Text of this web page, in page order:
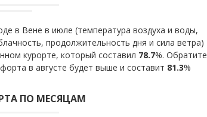
в Вене в июле (температура воздуха и воды,
продолжительность дня и сила ветра)
курорте, который составил 78.7%. Обратите
в августе будет выше и составит 81.3%
ПО МЕСЯЦАМ